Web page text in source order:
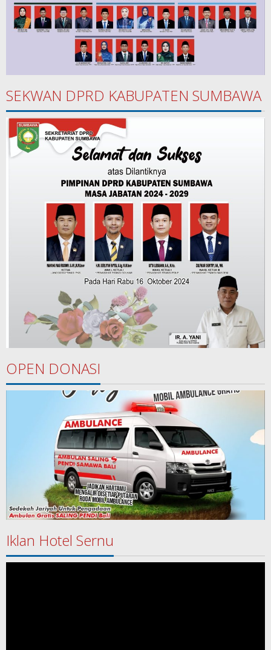
SEKWAN DPRD KABUPATEN SUMBAWA
OPEN DONASI
Iklan Hotel Sernu